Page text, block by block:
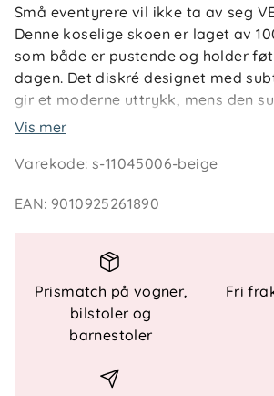
Små eventyrere vil ikke ta av seg
Denne koselige skoen er laget av
som både er pustende og holder
dagen. Det diskré designet med
gir et moderne uttrykk, mens den
gummisålen lar føttene bevege seg
bevegelse
Såle som ikke setter merker:
bruk Lukketype: Borrelås for enkel
Varmt innerfôr: Holder føttene
komfortable Bredde: Bred
komfort
Materialer: Innersåle: Tekstil
Vis mer
Varekode:s-11045006-beige
EAN:9010925261890
Prismatch på vogner,
bilstoler og
barnestoler
Fri